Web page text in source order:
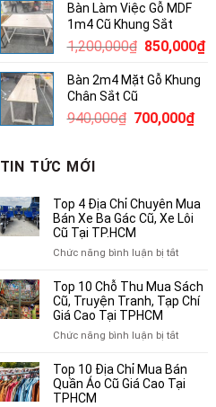
là:
2,750,000₫.
tại
là:
2,000,000₫.
Bàn Làm Việc Gỗ MDF
1m4 Cũ Khung Sắt
1,200,000₫ Giá
là:
850,000₫Giá
Bàn 2m4 Mặt Gỗ Khung
Chân Sắt Cũ
940,000₫ Giá
700,000₫Giá
TIN TỨC MỚI
Top 4 Địa Chỉ Chuyên Mua
Bán Xe Ba Gác Cũ, Xe Lôi
Cũ Tại TP.HCM
Chức năng bình luận bị tắtở
4
Địa
Xe
Ba
Top 10 Chỗ Thu Mua Sách
Cũ, Truyện Tranh, Tạp Chí
Giá Cao Tại TPHCM
Chức năng bình luận bị tắtở
10
Chỗ
Top 10 Địa Chỉ Mua Bán
Quần Áo Cũ Giá Cao Tại
TPHCM